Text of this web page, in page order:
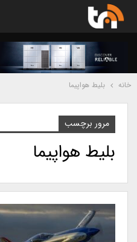
خانه بلیط هواپیما
مرور برچسب
بلیط هواپیما